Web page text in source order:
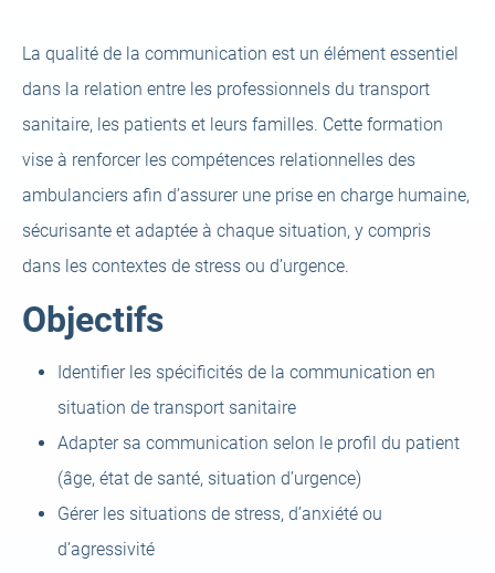
La qualité de la communication est un élément essentiel
dans la relation entre les professionnels du transport
sanitaire, les patients et leurs familles. Cette formation
vise à renforcer les compétences relationnelles des
ambulanciers afin d’assurer une prise en charge humaine,
sécurisante et adaptée à chaque situation, y compris
dans les contextes de stress ou d’urgence.
Objectifs
Identifier les spécificités de la communication en
situation de transport sanitaire
Adapter sa communication selon le profil du patient
(âge, état de santé, situation d’urgence)
Gérer les situations de stress, d’anxiété ou
d’agressivité